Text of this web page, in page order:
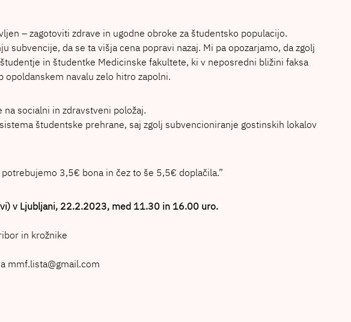
– zagotoviti zdrave in ugodne obroke za študentsko populacijo.
da se ta višja cena popravi nazaj. Mi pa opozarjamo, da zgolj
in študentke Medicinske fakultete, ki v neposredni bližini faksa
navalu zelo hitro zapolni.
socialni in zdravstveni položaj.
študentske prehrane, saj zgolj subvencioniranje gostinskih lokalov
3,5€ bona in čez to še 5,5€ doplačila.”
v Ljubljani, 22.2.2023, med 11.30 in 16.00 uro.
in krožnike
mmf.lista@gmail.com